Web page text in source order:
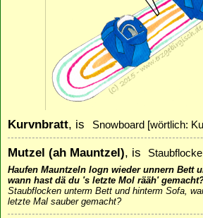
Kurvnbratt, is Snowboard [wörtlich:
Mutzel (ah Mauntzel), is Staubflocke
Haufen Mauntzeln logn wieder unnern Bett
wann hast dä du 's letzte Mol rääh'
Staubflocken unterm Bett und hinterm Sofa,
letzte Mal sauber gemacht?